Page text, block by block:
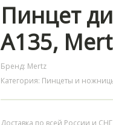
Пинцет
A135,
Бренд: Mertz
Категория: Пинцеты и
Доставка по всей России и СНГ